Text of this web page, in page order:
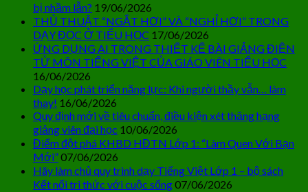
bị nhầm lẫn? 19/06/2026
THỦ THUẬT “NGẮT HƠI” VÀ “NGHỈ HƠI” TRONG
DẠY ĐỌC Ở TIỂU HỌC 17/06/2026
ỨNG DỤNG AI TRONG THIẾT KẾ BÀI GIẢNG ĐIỆN
TỬ MÔN TIẾNG VIỆT CỦA GIÁO VIÊN TIỂU HỌC
16/06/2026
Dạy học phát triển năng lực: Khi người thầy vẫn… làm
thay! 16/06/2026
Quy định mới về tiêu chuẩn, điều kiện xét thăng hạng
giảng viên đại học 10/06/2026
Điểm đột phá KHBD HĐTN Lớp 1: “Làm Quen Với Bạn
Mới”07/06/2026
Hãy làm chủ quy trình dạy Tiếng Việt Lớp 1 – bộ sách
Kết nối tri thức với cuộc sống07/06/2026